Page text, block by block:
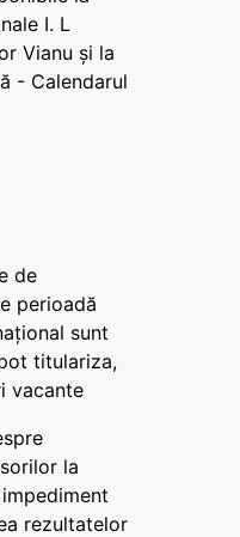
I. L
Vianu și la
- Calendarul
de
perioadă
sunt
titulariza,
vacante
la
rezultatelor